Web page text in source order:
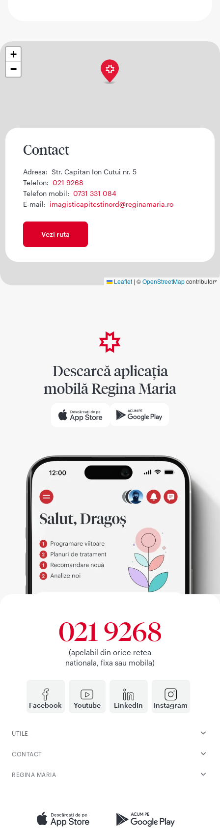
+
−
Leaflet | ©OpenStreetMapcontributors
Contact
Adresa: Str. Capitan Ion Cutui nr. 5
Telefon: 021 9268
Telefon mobil: 0731 331 084
E-mail: imagisticapitestinord@reginamaria.ro
Vezi ruta
Descarcă aplicația
mobilă Regina Maria
Facebook Youtube LinkedIn Instagram
021 9268
(apelabil din orice retea
nationala, fixa sau mobila)
UTILE
CONTACT
REGINA MARIA